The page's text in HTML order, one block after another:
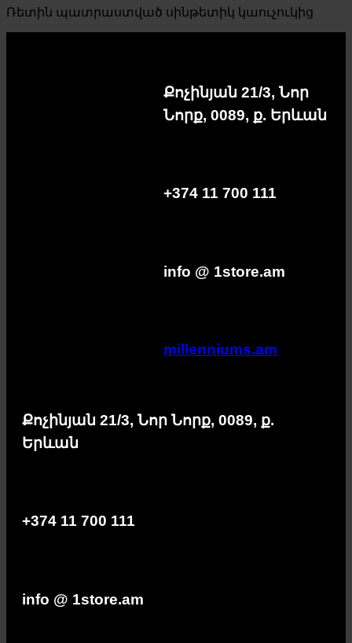
Ռետին պատրաստված սինթետիկ կաուչուկից
Քոչինյան 21/3, Նոր
Նորք, 0089, ք. Երևան
+374 11 700 111
info @ 1store.am
millenniums.am
Քոչինյան 21/3, Նոր Նորք, 0089, ք.
Երևան
+374 11 700 111
info @ 1store.am